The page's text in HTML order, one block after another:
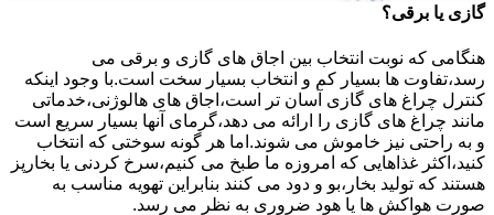
گازی یا برقی؟
هنگامی که نوبت انتخاب بین اجاق های گازی و برقی می
رسد،تفاوت ها بسیار کم و انتخاب بسیار سخت است.با وجود اینکه
کنترل چراغ های گازی آسان تر است،اجاق های هالوژنی،خدماتی
مانند چراغ های گازی را ارائه می دهد،گرمای آنها بسیار سریع است
و به راحتی نیز خاموش می شوند.اما هر گونه سوختی که انتخاب
کنید،اکثر غذاهایی که امروزه ما طبخ می کنیم،سرخ کردنی یا بخارپز
هستند که تولید بخار،بو و دود می کنند بنابراین تهویه مناسب به
صورت هواکش ها یا هود ضروری به نظر می رسد.